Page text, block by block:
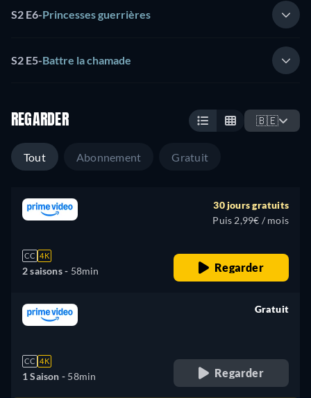
S2 E6-Princesses guerrières
S2 E5-Battre la chamade
REGARDER 🇧🇪
Tout Abonnement Gratuit
CC 4K
2 saisons - 58min
30 jours gratuits
Puis 2,99€ / mois
Regarder
CC 4K
1 Saison - 58min
Gratuit
Regarder